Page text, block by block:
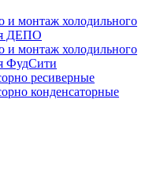
и монтаж холодильного
ДЕПО
и монтаж холодильного
ФудСити
ресиверные
конденсаторные